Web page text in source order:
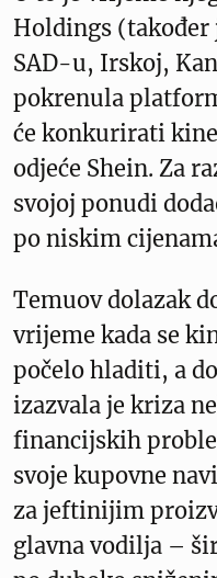
Holdings (također
SAD-u, Irskoj,
pokrenula
će konkurirati
odjeće Shein. Za
svojoj ponudi
po niskim
Temuov dolazak
vrijeme kada se
počelo hladiti, a
izazvala je kriza
financijskih
svoje kupovne
za jeftinijim
glavna vodilja –